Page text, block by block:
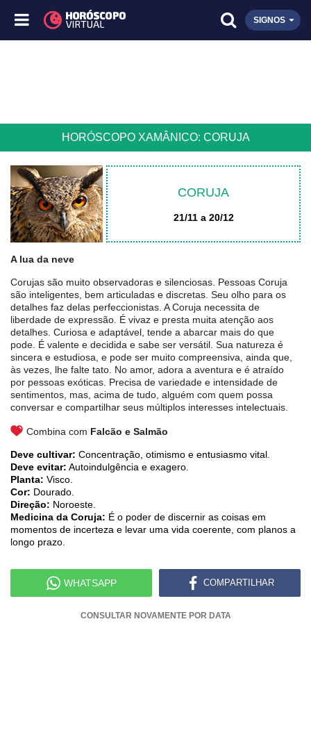
SIGNOS
HORÓSCOPO XAMÂNICO: CORUJA
CORUJA
21/11 a 20/12
A lua da neve
Corujas são muito observadoras e silenciosas. Pessoas Coruja
são inteligentes, bem articuladas e discretas. Seu olho para os
detalhes faz delas perfeccionistas. A Coruja necessita de
liberdade de expressão. É vivaz e presta muita atenção aos
detalhes. Curiosa e adaptável, tende a abarcar mais do que
pode. É valente e decidida e sabe ser versátil. Sua natureza é
sincera e estudiosa, e pode ser muito compreensiva, ainda que,
às vezes, lhe falte tato. No amor, adora a aventura e é atraído
por pessoas exóticas. Precisa de variedade e intensidade de
sentimentos, mas, acima de tudo, alguém com quem possa
conversar e compartilhar seus múltiplos interesses intelectuais.
Combina com Falcão e Salmão
Deve cultivar: Concentração, otimismo e entusiasmo vital.
Deve evitar: Autoindulgência e exagero.
Planta: Visco.
Cor: Dourado.
Direção: Noroeste.
Medicina da Coruja: É o poder de discernir as coisas em
momentos de incerteza e levar uma vida coerente, com planos a
longo prazo.
WHATSAPP COMPARTILHAR
CONSULTAR NOVAMENTE POR DATA